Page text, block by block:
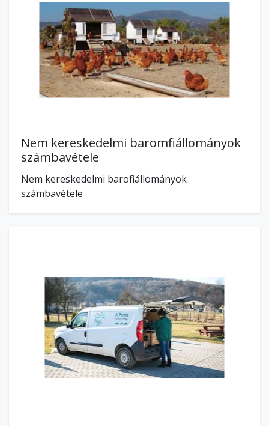
Nem kereskedelmi baromfiállományok
számbavétele
Nem kereskedelmi barofiállományok
számbavétele